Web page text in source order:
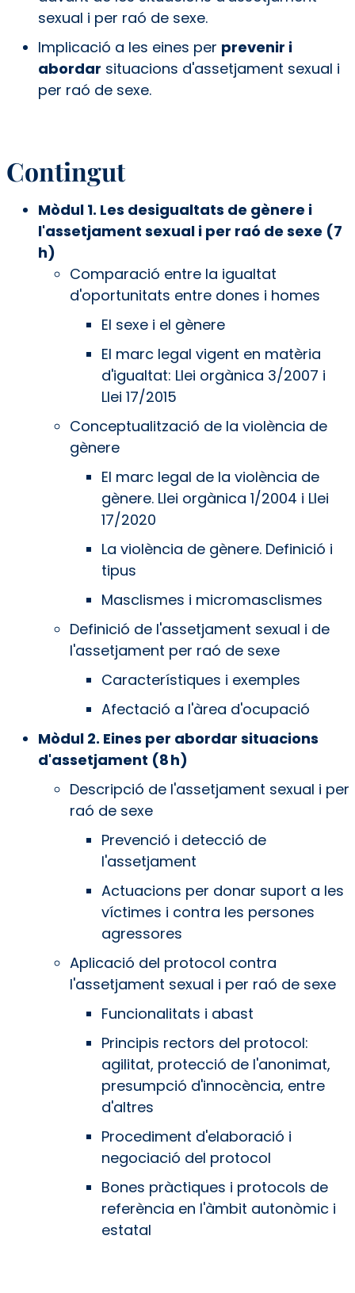
sexual i per raó de sexe.
Implicació a les eines per prevenir i
abordar situacions d'assetjament sexual i
per raó de sexe.
Contingut
Mòdul 1. Les desigualtats de gènere i
l'assetjament sexual i per raó de sexe (7
h)
Comparació entre la igualtat
d'oportunitats entre dones i homes
El sexe i el gènere
El marc legal vigent en matèria
d'igualtat: Llei orgànica 3/2007 i
Llei 17/2015
Conceptualització de la violència de
gènere
El marc legal de la violència de
gènere. Llei orgànica 1/2004 i Llei
17/2020
La violència de gènere. Definició i
tipus
Masclismes i micromasclismes
Definició de l'assetjament sexual i de
l'assetjament per raó de sexe
Característiques i exemples
Afectació a l'àrea d'ocupació
Mòdul 2. Eines per abordar situacions
d'assetjament (8 h)
Descripció de l'assetjament sexual i per
raó de sexe
Prevenció i detecció de
l'assetjament
Actuacions per donar suport a les
víctimes i contra les persones
agressores
Aplicació del protocol contra
l'assetjament sexual i per raó de sexe
Funcionalitats i abast
Principis rectors del protocol:
agilitat, protecció de l'anonimat,
presumpció d'innocència, entre
d'altres
Procediment d'elaboració i
negociació del protocol
Bones pràctiques i protocols de
referència en l'àmbit autonòmic i
estatal